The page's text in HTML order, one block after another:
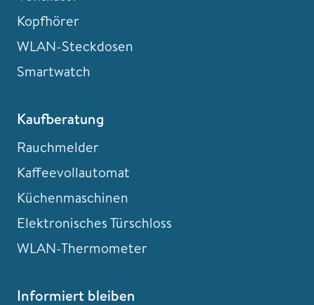
Kopfhörer
WLAN-Steckdosen
Smartwatch
Kaufberatung
Rauchmelder
Kaffeevollautomat
Küchenmaschinen
Elektronisches Türschloss
WLAN-Thermometer
Informiert bleiben